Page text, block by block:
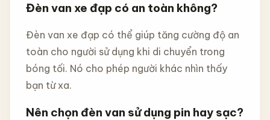
Đèn van xe đạp có an toàn không?
Đèn van xe đạp có thể giúp tăng cường độ an
toàn cho người sử dụng khi di chuyển trong
bóng tối. Nó cho phép người khác nhìn thấy
bạn từ xa.
Nên chọn đèn van sử dụng pin hay sạc?